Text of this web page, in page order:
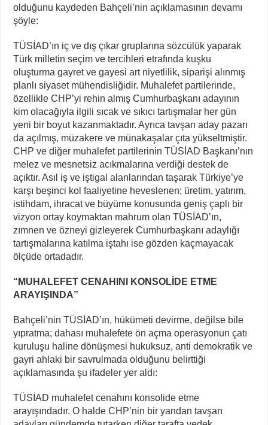
olduğunu kaydeden Bahçeli’nin açıklamasının devamı
şöyle:
TÜSİAD’ın iç ve dış çıkar gruplarına sözcülük yaparak
Türk milletin seçim ve tercihleri etrafında kuşku
oluşturma gayret ve gayesi art niyetlilik, siparişi alınmış
planlı siyaset mühendisliğidir. Muhalefet partilerinde,
özellikle CHP’yi rehin almış Cumhurbaşkanı adayının
kim olacağıyla ilgili sıcak ve sıkıcı tartışmalar her gün
yeni bir boyut kazanmaktadır. Ayrıca tavşan aday pazarı
da açılmış, müzakere ve münakaşalar çıta yükseltmiştir.
CHP ve diğer muhalefet partilerinin TÜSİAD Başkanı’nın
melez ve mesnetsiz acıkmalarına verdiği destek de
açıktır. Asıl iş ve iştigal alanlarından taşarak Türkiye’ye
karşı beşinci kol faaliyetine heveslenen; üretim, yatırım,
istihdam, ihracat ve büyüme konusunda geniş çaplı bir
vizyon ortay koymaktan mahrum olan TÜSİAD’ın,
zımnen ve özneyi gizleyerek Cumhurbaşkanı adaylığı
tartışmalarına katılma iştahı ise gözden kaçmayacak
ölçüde ortadadır.
“MUHALEFET CENAHINI KONSOLİDE ETME
ARAYIŞINDA”
Bahçeli’nin TÜSİAD’ın, hükümeti devirme, değilse bile
yıpratma; dahası muhalefete ön açma operasyonun çatı
kuruluşu haline dönüşmesi hukuksuz, anti demokratik ve
gayri ahlaki bir savrulmada olduğunu belirttiği
açıklamasında şu ifadeler yer aldı:
TÜSİAD muhalefet cenahını konsolide etme
arayışındadır. O halde CHP’nin bir yandan tavşan